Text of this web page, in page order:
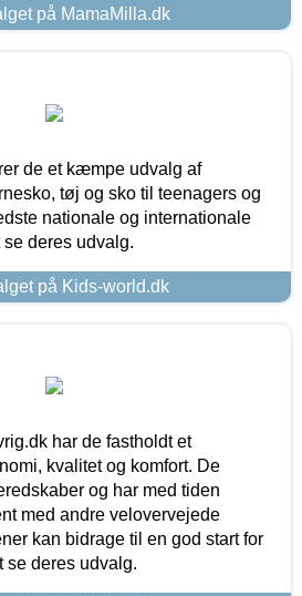
på MamaMilla.dk
de et kæmpe udvalg af
tøj og sko til teenagers og
nationale og internationale
deres udvalg.
på Kids-world.dk
har de fastholdt et
kvalitet og komfort. De
og har med tiden
med andre velovervejede
kan bidrage til en god start for
se deres udvalg.